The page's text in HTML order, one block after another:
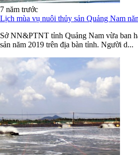
7 năm trước
Lịch mùa vụ nuôi thủy sản Quảng Nam
Sở NN&PTNT tỉnh Quảng Nam vừa ban
sản năm 2019 trên địa bàn tỉnh. Người d...